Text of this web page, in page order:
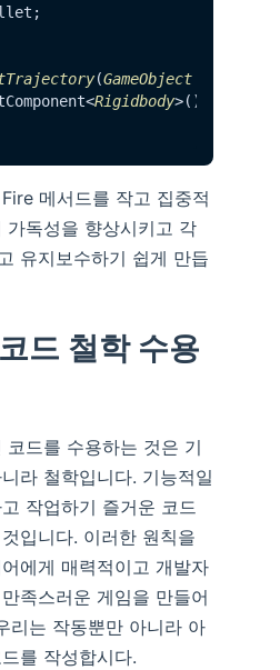
(GameObject bullet) {
<Rigidbody>().
메서드를 작고 집중적
가독성을 향상시키고 각
유지보수하기 쉽게 만듭
드 철학 수용
드를 수용하는 것은 기
라 철학입니다. 기능적일
작업하기 즐거운 코드
입니다. 이러한 원칙을
에게 매력적이고 개발자
족스러운 게임을 만들어
리는 작동뿐만 아니라 아
를 작성합시다.